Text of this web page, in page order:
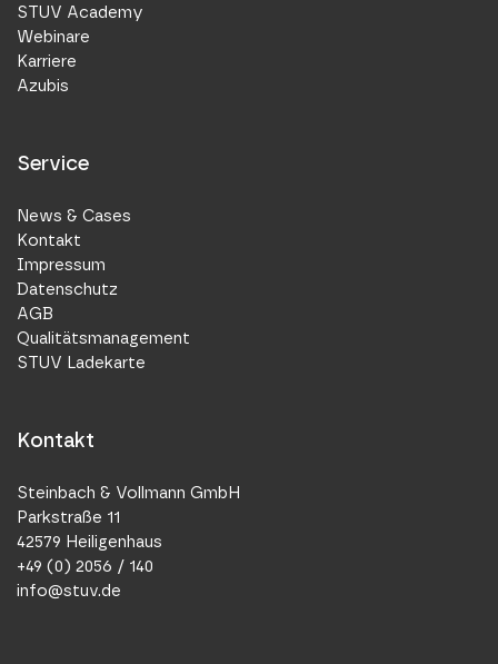
STUV Academy
Webinare
Karriere
Azubis
Service
News & Cases
Kontakt
Impressum
Datenschutz
AGB
Qualitätsmanagement
STUV Ladekarte
Kontakt
Steinbach & Vollmann GmbH
Parkstraße 11
42579 Heiligenhaus
+49 (0) 2056 / 140
info@stuv.de